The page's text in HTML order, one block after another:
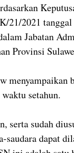
21/2021
Jabatan
Provinsi
menyampaikan
setahun.
serta sudah
saudara dapat